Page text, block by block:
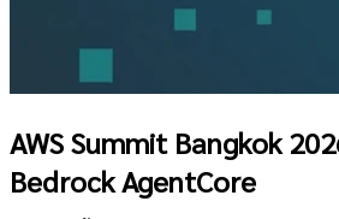
AWS Summit Bangkok
Bedrock AgentCore